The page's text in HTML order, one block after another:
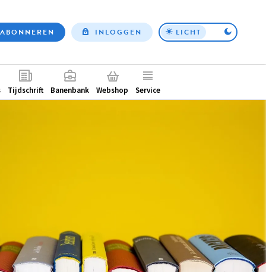
Top
ABONNEREN INLOGGEN LICHT
Tijdschrift Banenbank Webshop Service